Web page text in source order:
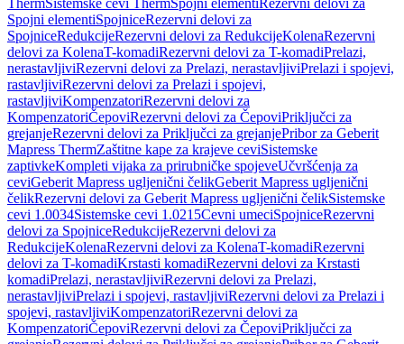
ThermSistemske cevi ThermSpojni elementi Rezervni delovi za
Spojni elementiSpojniceRezervni delovi za
SpojniceRedukcijeRezervni delovi za RedukcijeKolenaRezervni
delovi za KolenaT-komadiRezervni delovi za T-komadiPrelazi,
nerastavljiviRezervni delovi za Prelazi, nerastavljiviPrelazi i spojevi,
rastavljiviRezervni delovi za Prelazi i spojevi,
rastavljiviKompenzatoriRezervni delovi za
KompenzatoriČepoviRezervni delovi za ČepoviPriključci za
grejanjeRezervni delovi za Priključci za grejanjePribor za Geberit
Mapress ThermZaštitne kape za krajeve ceviSistemske
zaptivkeKompleti vijaka za prirubničke spojeveUčvršćenja za
ceviGeberit Mapress ugljenični čelikGeberit Mapress ugljenični
čelikRezervni delovi za Geberit Mapress ugljenični čelikSistemske
cevi 1.0034Sistemske cevi 1.0215Cevni umeciSpojniceRezervni
delovi za SpojniceRedukcijeRezervni delovi za
RedukcijeKolenaRezervni delovi za KolenaT-komadiRezervni
delovi za T-komadiKrstasti komadiRezervni delovi za Krstasti
komadiPrelazi, nerastavljiviRezervni delovi za Prelazi,
nerastavljiviPrelazi i spojevi, rastavljiviRezervni delovi za Prelazi i
spojevi, rastavljiviKompenzatoriRezervni delovi za
KompenzatoriČepoviRezervni delovi za ČepoviPriključci za